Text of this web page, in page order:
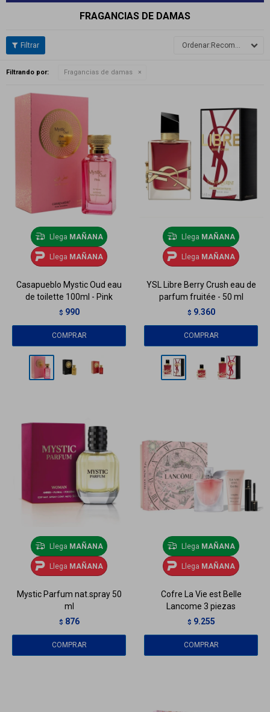
FRAGANCIAS DE DAMAS
Recomendados
Filtrando por: Fragancias de damas
Llega MAÑANA
Llega MAÑANA
Casapueblo Mystic Oud eau
de toilette 100ml - Pink
$ 990
Llega MAÑANA
Llega MAÑANA
YSL Libre Berry Crush eau de
parfum fruitée - 50 ml
$ 9.360
Llega MAÑANA
Llega MAÑANA
Mystic Parfum nat.spray 50
ml
$ 876
Llega MAÑANA
Llega MAÑANA
Cofre La Vie est Belle
Lancome 3 piezas
$ 9.255